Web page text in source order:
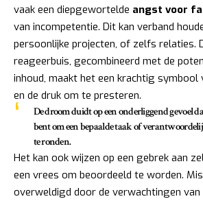
vaak een diepgewortelde angst voor
van incompetentie. Dit kan verband
persoonlijke projecten, of zelfs relaties.
reageerbuis, gecombineerd met de
inhoud, maakt het een krachtig symbool
en de druk om te presteren.
De droom duidt op een onderliggend gevoel
bent om een bepaalde taak of
te ronden.
Het kan ook wijzen op een gebrek aan
een vrees om beoordeeld te worden.
overweldigd door de verwachtingen